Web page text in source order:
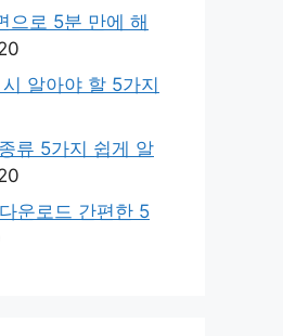
으로 5분 만에 해
알아야 할 5가지
류 5가지 쉽게 알
운로드 간편한 5